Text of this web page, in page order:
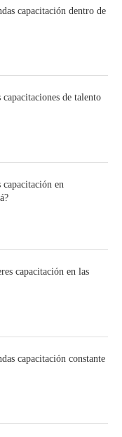
capacitación dentro de
de talento
capacitación en
capacitación en las
capacitación constante